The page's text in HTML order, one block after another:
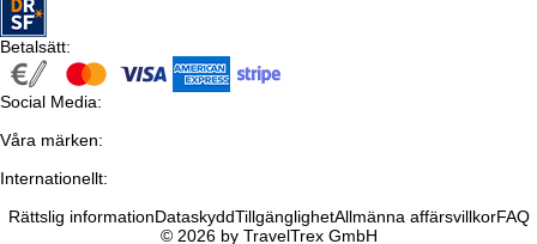
Betalsätt:
Social Media:
Våra märken:
Internationellt:
Rättslig informationDataskyddTillgänglighetAllmänna affärsvillkorFAQ
© 2026 by TravelTrex GmbH